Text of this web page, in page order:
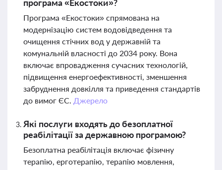
програма «Екостоки»?
Програма «Екостоки» спрямована на
модернізацію систем водовідведення та
очищення стічних вод у державній та
комунальній власності до 2034 року. Вона
включає впровадження сучасних технологій,
підвищення енергоефективності, зменшення
забруднення довкілля та приведення стандартів
до вимог ЄС. Джерело
Які послуги входять до безоплатної
реабілітації за державною програмою?
Безоплатна реабілітація включає фізичну
терапію, ерготерапію, терапію мовлення,